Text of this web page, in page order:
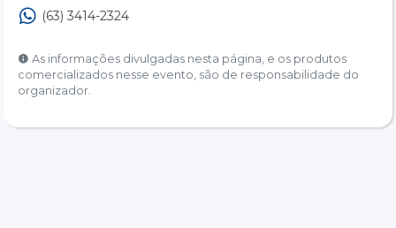
(63) 3414-2324
As informações divulgadas nesta página, e os produtos
comercializados nesse evento, são de responsabilidade do
organizador.